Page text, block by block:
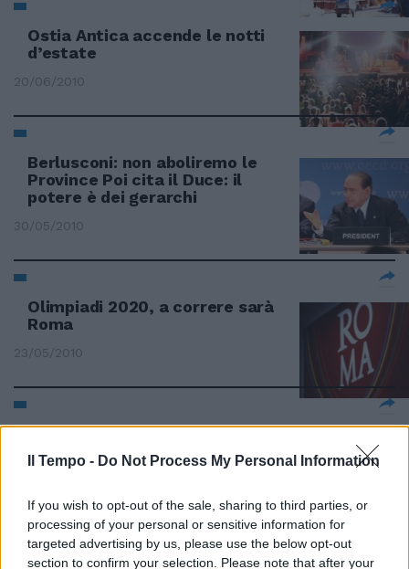
Il Tempo - Do Not Process My Personal Information
If you wish to opt-out of the sale, sharing to third parties, or
processing of your personal or sensitive information for
targeted advertising by us, please use the below opt-out
section to confirm your selection. Please note that after your
Ostia Antica accende le notti
d’estate
20/06/2010
Berlusconi: non aboliremo le
Province Poi cita il Duce: il
potere è dei gerarchi
30/05/2010
Olimpiadi 2020, a correre sarà
Roma
23/05/2010
Il piano Ue-Fmi mette le ali alle
Borse
Silvio gela Fini con le sue parole